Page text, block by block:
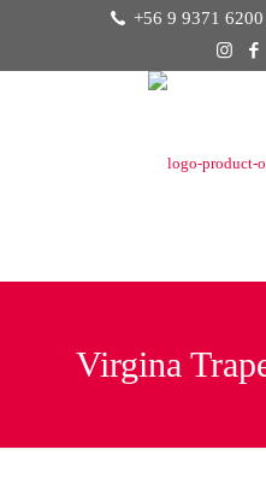
+56 9 9371 6200
Virgina